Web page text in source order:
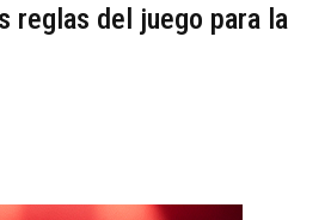
reglas del juego para la